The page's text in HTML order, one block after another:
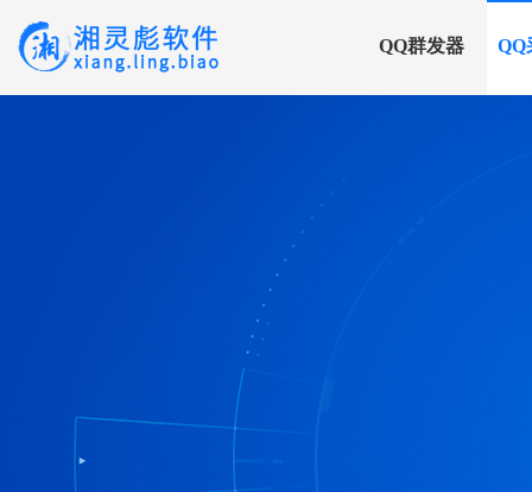
QQ群发器 QQ